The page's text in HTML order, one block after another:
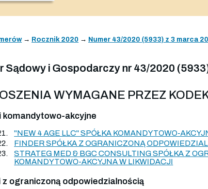
→ Rocznik 2020 → Numer 43/2020 (5933) z 3 marca
Sądowy i Gospodarczy nr 43/2020
WYMAGANE PRZEZ
komandytowo-akcyjne
"NEW 4 AGE LLC" SPÓŁKA KOMANDYTOWO-
FINDER SPÓŁKA Z OGRANICZONĄ
STRATEG MED & BGC CONSULTING SPÓŁKA Z
KOMANDYTOWO-AKCYJNA W LIKWIDACJI
z ograniczoną odpowiedzialnością